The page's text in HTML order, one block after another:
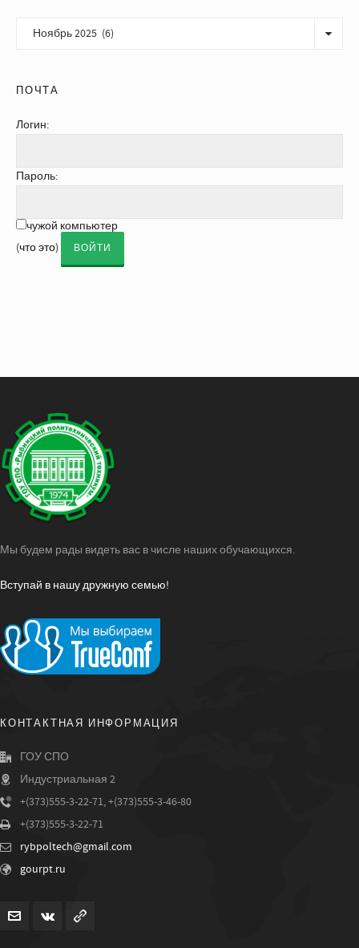
ПОЧТА
Логин:
Пароль:
чужой компьютер
(что это)
Мы будем рады видеть вас в числе наших обучающихся.
Вступай в нашу дружную семью!
КОНТАКТНАЯ ИНФОРМАЦИЯ
ГОУ СПО
Индустриальная 2
+(373)555-3-22-71, +(373)555-3-46-80
+(373)555-3-22-71
rybpoltech@gmail.com
gourpt.ru